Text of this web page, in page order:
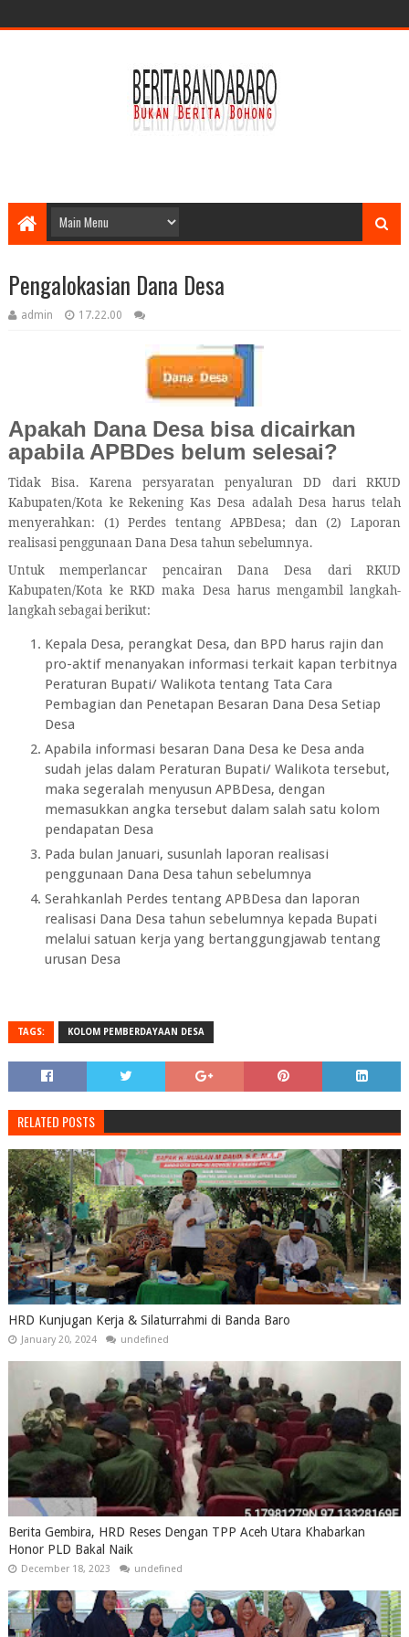
Pengalokasian Dana Desa
admin 17.22.00
Apakah Dana Desa bisa dicairkan
apabila APBDes belum selesai?
Tidak Bisa. Karena persyaratan penyaluran DD dari RKUD
Kabupaten/Kota ke Rekening Kas Desa adalah Desa harus telah
menyerahkan: (1) Perdes tentang APBDesa; dan (2) Laporan
realisasi penggunaan Dana Desa tahun sebelumnya.
Untuk memperlancar pencairan Dana Desa dari RKUD
Kabupaten/Kota ke RKD maka Desa harus mengambil langkah-
langkah sebagai berikut:
Kepala Desa, perangkat Desa, dan BPD harus rajin dan
pro-aktif menanyakan informasi terkait kapan terbitnya
Peraturan Bupati/ Walikota tentang Tata Cara
Pembagian dan Penetapan Besaran Dana Desa Setiap
Desa
Apabila informasi besaran Dana Desa ke Desa anda
sudah jelas dalam Peraturan Bupati/ Walikota tersebut,
maka segeralah menyusun APBDesa, dengan
memasukkan angka tersebut dalam salah satu kolom
pendapatan Desa
Pada bulan Januari, susunlah laporan realisasi
penggunaan Dana Desa tahun sebelumnya
Serahkanlah Perdes tentang APBDesa dan laporan
realisasi Dana Desa tahun sebelumnya kepada Bupati
melalui satuan kerja yang bertanggungjawab tentang
urusan Desa
TAGS: KOLOM PEMBERDAYAAN DESA
RELATED POSTS
HRD Kunjugan Kerja & Silaturrahmi di Banda Baro
January 20, 2024 undefined
Berita Gembira, HRD Reses Dengan TPP Aceh Utara Khabarkan
Honor PLD Bakal Naik
December 18, 2023 undefined